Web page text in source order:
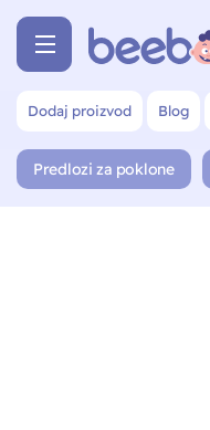
Dodaj proizvod Blog
Predlozi za poklone